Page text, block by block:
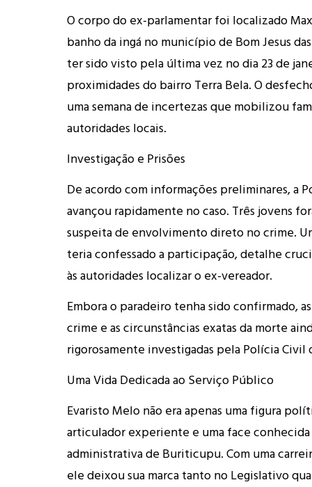
O corpo do ex-parlamentar foi localizado
banho da ingá no município de Bom Jesus
ter sido visto pela última vez no dia 23 de
proximidades do bairro Terra Bela. O
uma semana de incertezas que mobilizou
autoridades locais.
Investigação e Prisões
De acordo com informações preliminares, a
avançou rapidamente no caso. Três jovens
suspeita de envolvimento direto no crime.
teria confessado a participação, detalhe
às autoridades localizar o ex-vereador.
Embora o paradeiro tenha sido confirmado,
crime e as circunstâncias exatas da morte
rigorosamente investigadas pela Polícia Civil
Uma Vida Dedicada ao Serviço Público
Evaristo Melo não era apenas uma figura
articulador experiente e uma face
administrativa de Buriticupu. Com uma
ele deixou sua marca tanto no Legislativo